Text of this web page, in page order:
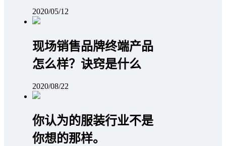
2020/05/12
现场销售品牌终端产品
怎么样？诀窍是什么
2020/08/22
你认为的服装行业不是
你想的那样。